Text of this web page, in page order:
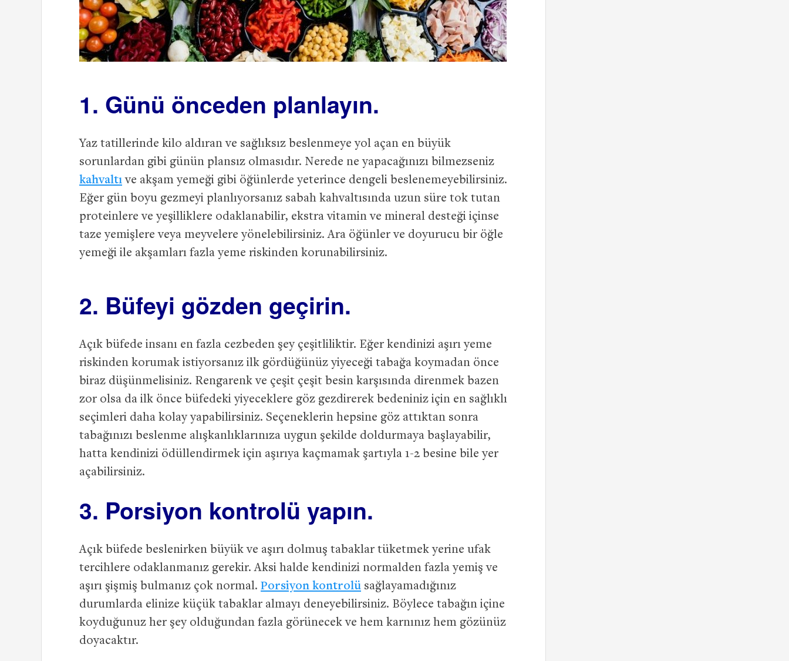
1. Günü önceden planlayın.
Yaz tatillerinde kilo aldıran ve sağlıksız beslenmeye yol açan en büyük
sorunlardan gibi günün plansız olmasıdır. Nerede ne yapacağınızı bilmezseniz
kahvaltıve akşam yemeği gibi öğünlerde yeterince dengeli beslenemeyebilirsiniz.
Eğer gün boyu gezmeyi planlıyorsanız sabah kahvaltısında uzun süre tok tutan
proteinlere ve yeşilliklere odaklanabilir, ekstra vitamin ve mineral desteği içinse
taze yemişlere veya meyvelere yönelebilirsiniz. Ara öğünler ve doyurucu bir öğle
yemeği ile akşamları fazla yeme riskinden korunabilirsiniz.
2. Büfeyi gözden geçirin.
Açık büfede insanı en fazla cezbeden şey çeşitliliktir. Eğer kendinizi aşırı yeme
riskinden korumak istiyorsanız ilk gördüğünüz yiyeceği tabağa koymadan önce
biraz düşünmelisiniz. Rengarenk ve çeşit çeşit besin karşısında direnmek bazen
zor olsa da ilk önce büfedeki yiyeceklere göz gezdirerek bedeniniz için en sağlıklı
seçimleri daha kolay yapabilirsiniz. Seçeneklerin hepsine göz attıktan sonra
tabağınızı beslenme alışkanlıklarınıza uygun şekilde doldurmaya başlayabilir,
hatta kendinizi ödüllendirmek için aşırıya kaçmamak şartıyla 1-2 besine bile yer
açabilirsiniz.
3. Porsiyon kontrolü yapın.
Açık büfede beslenirken büyük ve aşırı dolmuş tabaklar tüketmek yerine ufak
tercihlere odaklanmanız gerekir. Aksi halde kendinizi normalden fazla yemiş ve
aşırı şişmiş bulmanız çok normal. Porsiyon kontrolü sağlayamadığınız
durumlarda elinize küçük tabaklar almayı deneyebilirsiniz. Böylece tabağın içine
koyduğunuz her şey olduğundan fazla görünecek ve hem karnınız hem gözünüz
doyacaktır.